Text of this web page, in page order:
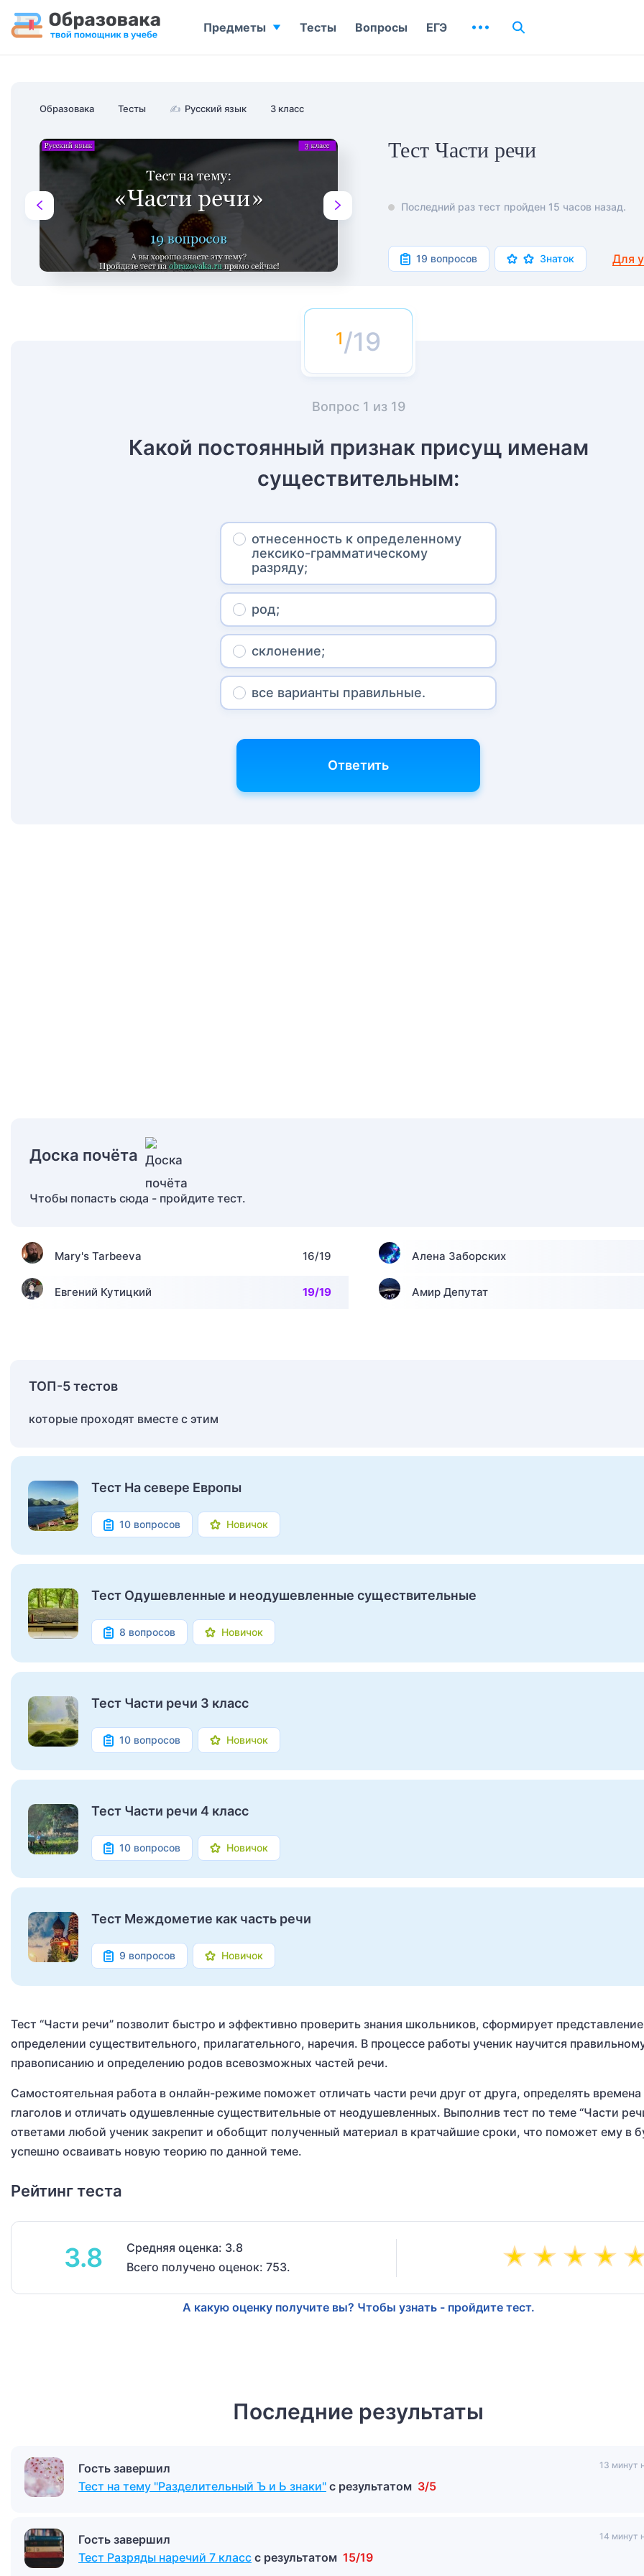
Образовака Тесты ✍ Русский язык 3 класс
Тест Части речи
Последний раз тест пройден 15 часов назад.
19 вопросов Знаток Для
/19
Вопрос 1 из 19
Какой постоянный признак присущ именам
существительным:
отнесенность к определенному
лексико-грамматическому
разряду;
род;
склонение;
все варианты правильные.
Ответить
Доска почёта
Чтобы попасть сюда - пройдите тест.
Mary's Tarbeeva 16/19 Алена Заборских
Евгений Кутицкий 19/19 Амир Депутат
ТОП-5 тестов
которые проходят вместе с этим
Тест На севере Европы
10 вопросов Новичок
Тест Одушевленные и неодушевленные существительные
8 вопросов Новичок
Тест Части речи 3 класс
10 вопросов Новичок
Тест Части речи 4 класс
10 вопросов Новичок
Тест Междометие как часть речи
9 вопросов Новичок
Тест “Части речи” позволит быстро и эффективно проверить знания школьников, сформирует
определении существительного, прилагательного, наречия. В процессе работы ученик научится
правописанию и определению родов всевозможных частей речи.
Самостоятельная работа в онлайн-режиме поможет отличать части речи друг от друга, определять времена
глаголов и отличать одушевленные существительные от неодушевленных. Выполнив тест по теме “Части
ответами любой ученик закрепит и обобщит полученный материал в кратчайшие сроки, что поможет ему в
успешно осваивать новую теорию по данной теме.
Рейтинг теста
3.8
Средняя оценка: 3.8
Всего получено оценок: 753.
А какую оценку получите вы? Чтобы узнать - пройдите тест.
Последние результаты
Гость завершил
Тест на тему "Разделительный Ъ и Ь знаки" с результатом 3/5
13 минут
Гость завершил
Тест Разряды наречий 7 класс с результатом 15/19
14 минут
Предметы Тесты Вопросы ЕГЭ